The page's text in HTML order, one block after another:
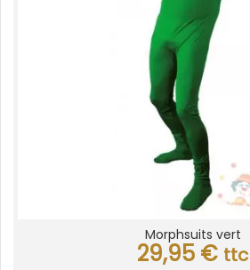
Morphsuits vert
29,95 € ttc